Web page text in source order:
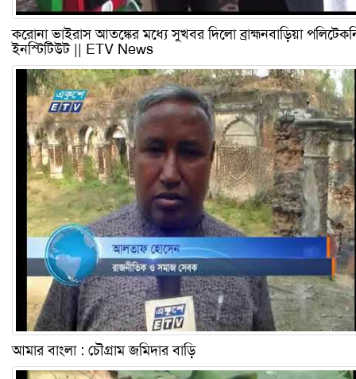
করোনা ভাইরাস আতঙ্কের মধ্যে সুখবর দিলো ব্রাহ্মনবাড়িয়া
ইনস্টিটিউট || ETV News
আমার বাংলা : চৌগ্রাম জমিদার বাড়ি